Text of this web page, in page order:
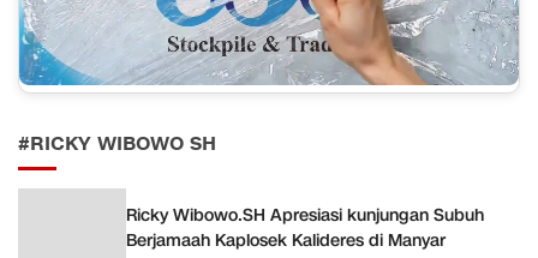
#RICKY WIBOWO SH
Ricky Wibowo.SH Apresiasi kunjungan Subuh
Berjamaah Kaplosek Kalideres di Manyar